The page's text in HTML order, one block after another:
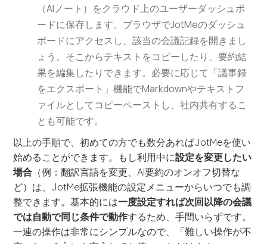
（AIノート）をクラウド上のユーザーダッシュボ
ードに保存します。ブラウザでJotMeのダッシュ
ボードにアクセスし、該当の会議記録を開きまし
ょう。そこからテキストをコピーしたり、要約結
果を編集したりできます。必要に応じて「議事録
をエクスポート」機能でMarkdownやテキストフ
ァイルとしてコピーペーストし、社内共有するこ
とも可能です。
以上の手順で、初めての方でも数分あればJotMeを使い
始めることができます。もし利用中に設定を変更したい
場合 （例：翻訳言語を変更、AI要約のオンオフ切替な
ど）は、JotMe拡張機能の設定メニューからいつでも調
整できます。基本的には一度設定すれば次回以降の会議
では自動で同じ条件で動作するため、手間いらずです。
一連の操作は非常にシンプルなので、「難しい操作が不